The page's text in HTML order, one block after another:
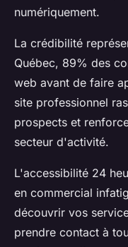
numériquement.
La crédibilité
Québec, 89% des
web avant de faire
site professionnel
prospects et
secteur d'activité.
L'accessibilité 24
en commercial
découvrir vos
prendre contact à